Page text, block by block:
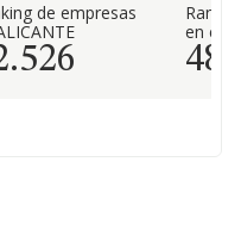
de empresas
en el
483